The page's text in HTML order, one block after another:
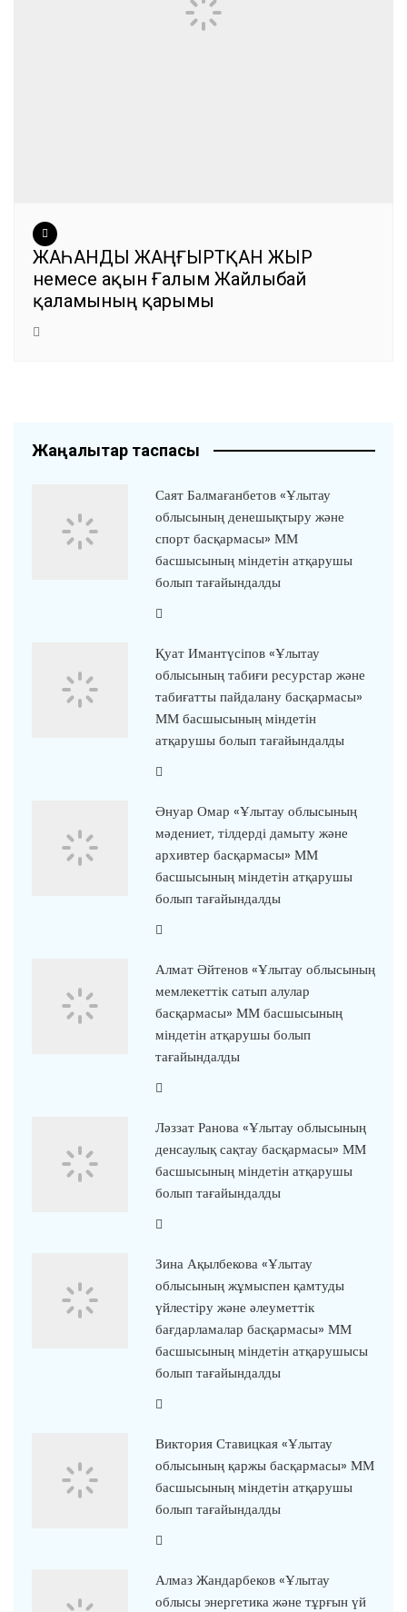
ЖАҺАНДЫ ЖАҢҒЫРТҚАН ЖЫР
немесе ақын Ғалым Жайлыбай
қаламының қарымы
Жаңалықтар таспасы
Саят Балмағанбетов «Ұлытау
облысының денешықтыру және
спорт басқармасы» ММ
басшысының міндетін атқарушы
болып тағайындалды
Қуат Имантүсіпов «Ұлытау
облысының табиғи ресурстар және
табиғатты пайдалану басқармасы»
ММ басшысының міндетін
атқарушы болып тағайындалды
Әнуар Омар «Ұлытау облысының
мәдениет, тілдерді дамыту және
архивтер басқармасы» ММ
басшысының міндетін атқарушы
болып тағайындалды
Алмат Әйтенов «Ұлытау облысының
мемлекеттік сатып алулар
басқармасы» ММ басшысының
міндетін атқарушы болып
тағайындалды
Ләззат Ранова «Ұлытау облысының
денсаулық сақтау басқармасы» ММ
басшысының міндетін атқарушы
болып тағайындалды
Зина Ақылбекова «Ұлытау
облысының жұмыспен қамтуды
үйлестіру және әлеуметтік
бағдарламалар басқармасы» ММ
басшысының міндетін атқарушысы
болып тағайындалды
Виктория Ставицкая «Ұлытау
облысының қаржы басқармасы» ММ
басшысының міндетін атқарушы
болып тағайындалды
Алмаз Жандарбеков «Ұлытау
облысы энергетика және тұрғын үй